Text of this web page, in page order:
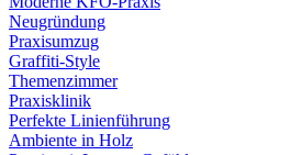
Neugründung
Praxisumzug
Graffiti-Style
Themenzimmer
Praxisklinik
Perfekte Linienführung
Ambiente in Holz